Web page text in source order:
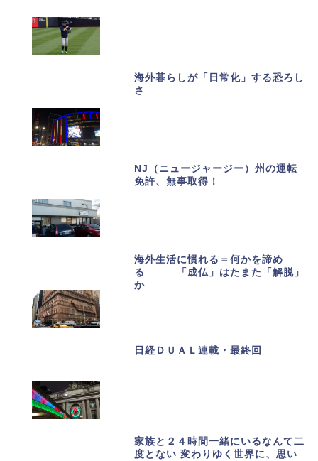
海外暮らしが「日常化」する恐ろし
さ
NJ（ニュージャージー）州の運転
免許、無事取得！
海外生活に慣れる＝何かを諦め
る 「成仏」はたまた「解脱」
か
日経ＤＵＡＬ連載・最終回
家族と２４時間一緒にいるなんて二
度とない 変わりゆく世界に、思い